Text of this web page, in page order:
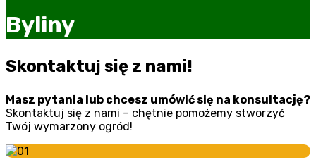
Byliny
Skontaktuj się z nami!
Masz pytania lub chcesz umówić się na konsultację?
Skontaktuj się z nami – chętnie pomożemy stworzyć
Twój wymarzony ogród!